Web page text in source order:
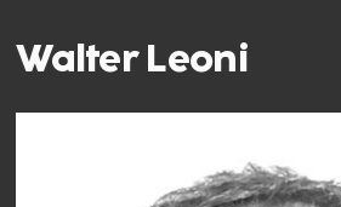
Walter Leoni